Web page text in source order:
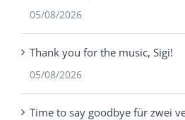
05/08/2026
Thank you for the music, Sigi!
05/08/2026
Time to say goodbye für zwei